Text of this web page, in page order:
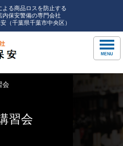
よる商品ロスを防止する
内保安警備の専門会社
（千葉県千葉市中央区）
会
習会